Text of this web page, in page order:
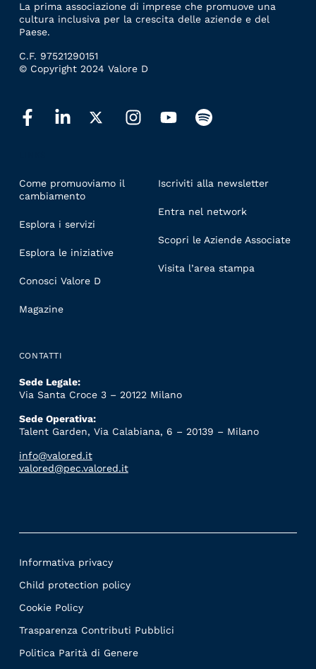
La prima associazione di imprese che promuove una
cultura inclusiva per la crescita delle aziende e del
Paese.
C.F. 97521290151
© Copyright 2024 Valore D
Come promuoviamo il
cambiamento
Esplora i servizi
Esplora le iniziative
Conosci Valore D
Magazine
Iscriviti alla newsletter
Entra nel network
Scopri le Aziende Associate
Visita l’area stampa
CONTATTI
Sede Legale:
Via Santa Croce 3 – 20122 Milano
Sede Operativa:
Talent Garden, Via Calabiana, 6 – 20139 – Milano
info@valored.it
valored@pec.valored.it
Informativa privacy
Child protection policy
Cookie Policy
Trasparenza Contributi Pubblici
Politica Parità di Genere